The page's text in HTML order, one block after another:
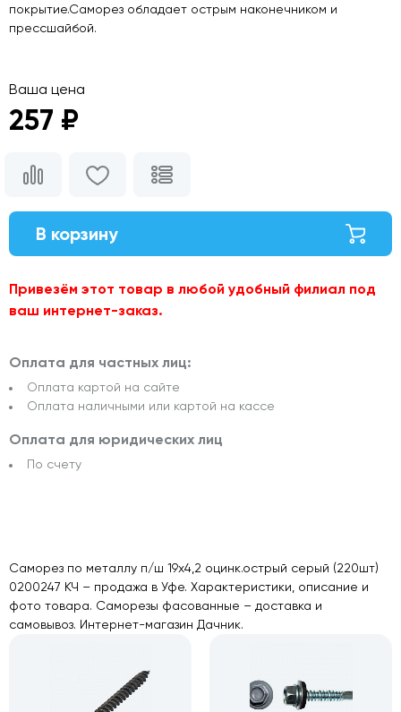
покрытие.Саморез обладает острым наконечником и
прессшайбой.
Ваша цена
257 ₽
В корзину
Привезём этот товар в любой удобный филиал под
ваш интернет-заказ.
Оплата для частных лиц:
Оплата картой на сайте
Оплата наличными или картой на кассе
Оплата для юридических лиц
По счету
Саморез по металлу п/ш 19х4,2 оцинк.острый серый (220шт)
0200247 КЧ – продажа в Уфе. Характеристики, описание и
фото товара. Саморезы фасованные – доставка и
самовывоз. Интернет-магазин Дачник.